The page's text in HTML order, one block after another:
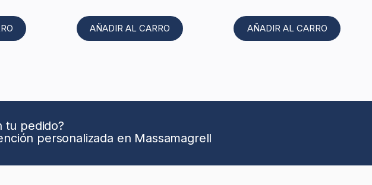
AÑADIR AL CARRO AÑADIR AL CARRO
tu pedido?
personalizada en Massamagrell